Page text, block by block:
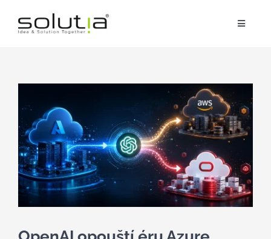
Toggle
O nás
Reference
Blog
větší
obrázek